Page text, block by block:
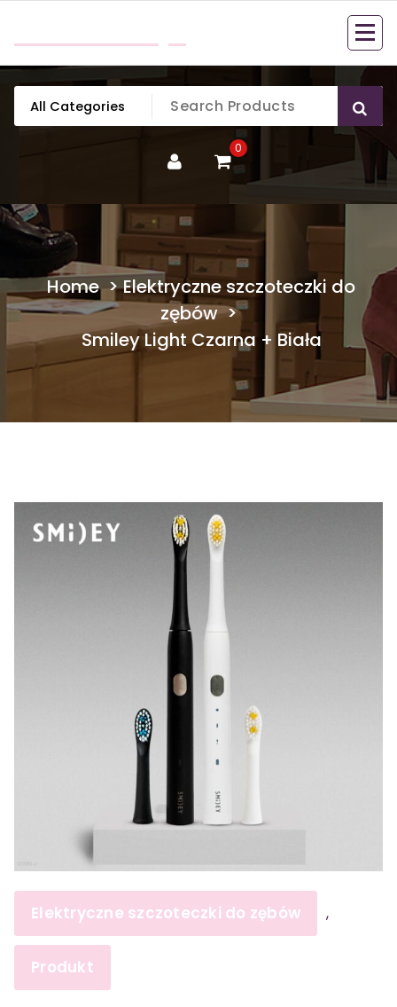
content
0
Home>Elektryczne szczoteczki do
zębów>
Smiley Light Czarna + Biała
Elektryczne szczoteczki do zębów ,
Produkt